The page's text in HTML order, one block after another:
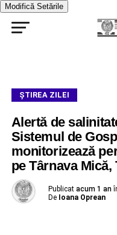
Modifică Setările
ŞTIREA ZILEI
Alertă de
Sistemul de
monitorizează
pe Târnava
Publicat acum 1 an
De Ioana Oprean